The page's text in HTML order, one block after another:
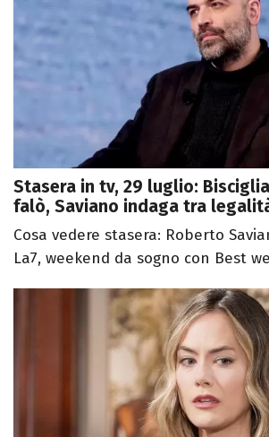
Stasera in tv, 29 luglio:
falò, Saviano indaga tra
Cosa vedere stasera: Roberto
La7, weekend da sogno con Best